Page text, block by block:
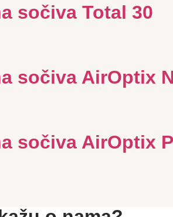
sočiva Total 30
sočiva AirOptix
sočiva AirOptix